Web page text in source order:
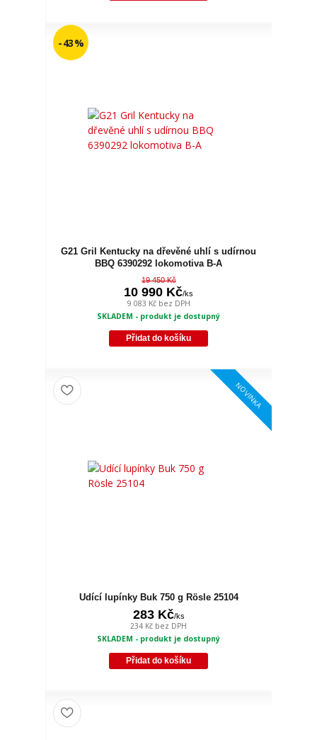
- 43 %
G21 Gril Kentucky na dřevěné uhlí s udírnou
BBQ 6390292 lokomotiva B-A
19 450 Kč
10 990 Kč/ks
9 083 Kč bez DPH
SKLADEM - produkt je dostupný
Přidat do košíku
NOVINKA
Udící lupínky Buk 750 g Rösle 25104
283 Kč/ks
234 Kč bez DPH
SKLADEM - produkt je dostupný
Přidat do košíku